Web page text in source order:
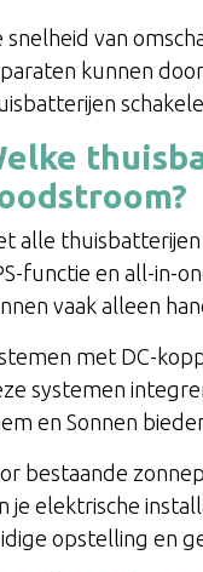
snelheid van
kunnen
alle
functie en all-in-
vaak alleen
met DC-
systemen
en Sonnen
bestaande
je elektrische
opstelling en